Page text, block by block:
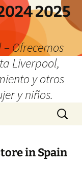
2025
Ofrecemos
Liverpool,
y otros
y niños.
Buscar:
in Spain